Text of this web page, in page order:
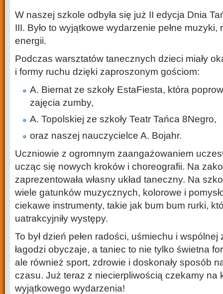
W naszej szkole odbyła się już II edycja Dnia
III. Było to wyjątkowe wydarzenie pełne muzyki,
energii.
Podczas warsztatów tanecznych dzieci miały
i formy ruchu dzięki zaproszonym gościom:
A. Biernat ze szkoły EstaFiesta, która
zajęcia zumby,
A. Topolskiej ze szkoły Teatr Tańca 8Negro,
oraz naszej nauczycielce A. Bojahr.
Uczniowie z ogromnym zaangażowaniem
ucząc się nowych kroków i choreografii. Na
zaprezentowała własny układ taneczny. Na
wiele gatunków muzycznych, kolorowe i
ciekawe instrumenty, takie jak bum bum rurki,
uatrakcyjniły występy.
To był dzień pełen radości, uśmiechu i
łagodzi obyczaje, a taniec to nie tylko świetna
ale również sport, zdrowie i doskonały sposób
czasu. Już teraz z niecierpliwością czekamy na
wyjątkowego wydarzenia!